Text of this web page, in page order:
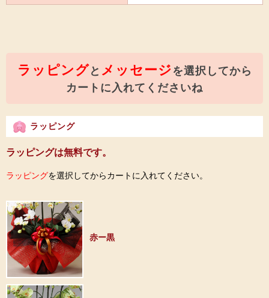
ラッピングと メッセージ を選択してから
カートに入れてくださいね
ラッピング
ラッピングは無料です。
ラッピングを選択してからカートに入れてください。
赤ー黒